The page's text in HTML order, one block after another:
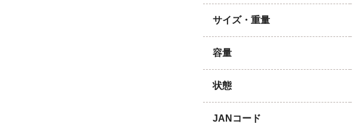
サイズ・重量
容量
状態
JANコード